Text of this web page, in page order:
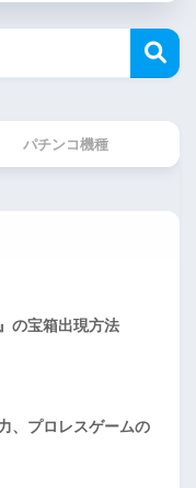
パチンコ機種
の宝箱出現方法
、プロレスゲームの